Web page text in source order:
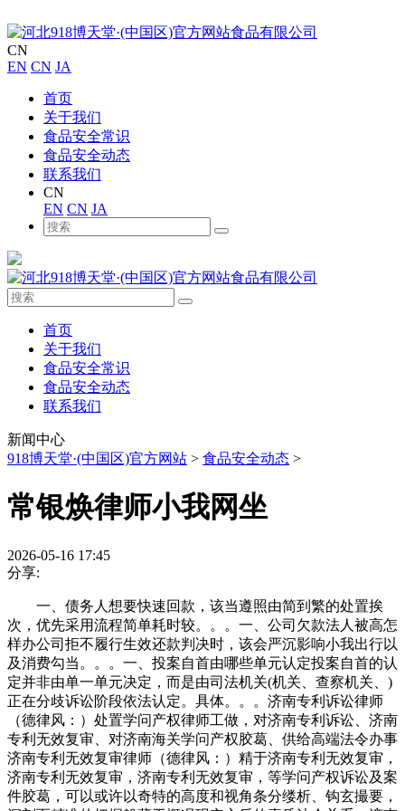
CN
EN CN JA
首页
关于我们
食品安全常识
食品安全动态
联系我们
CN
EN CN JA
首页
关于我们
食品安全常识
食品安全动态
联系我们
新闻中心
918博天堂·(中国区)官方网站 > 食品安全动态 >
常银焕律师小我网坐
2026-05-16 17:45
分享:
一、债务人想要快速回款，该当遵照由简到繁的处置挨
次，优先采用流程简单耗时较。。。一、公司欠款法人被高怎
样办公司拒不履行生效还款判决时，该会严沉影响小我出行以
及消费勾当。。。一、投案自首由哪些单元认定投案自首的认
定并非由单一单元决定，而是由司法机关(机关、查察机关、)
正在分歧诉讼阶段依法认定。具体。。。济南专利诉讼律师
（德律风：）处置学问产权律师工做，对济南专利诉讼、济南
专利无效复审、对济南海关学问产权胶葛、供给高端法令办事
济南专利无效复审律师（德律风：）精于济南专利无效复审，
济南专利无效复审，济南专利无效复审，等学问产权诉讼及案
件胶葛，可以或许以奇特的高度和视角条分缕析、钩玄撮要，